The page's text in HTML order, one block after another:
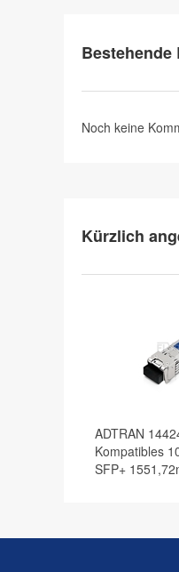
Bestehende
Noch keine
Kürzlich
ADTRAN
Kompatibles
SFP+